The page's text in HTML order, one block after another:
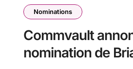
Nominations
Commvault
nomination de